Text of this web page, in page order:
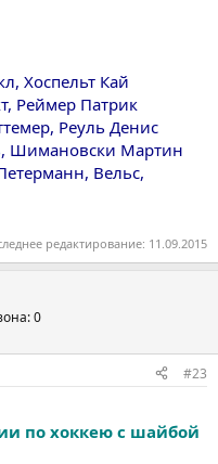
Хоспельт Кай
Реймер Патрик
Реуль Денис
Шимановски Мартин
Вельс,
редактирование: 11.09.2015
0
#23
по хоккею с шайбой